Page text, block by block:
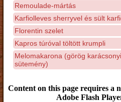
Remoulade-mártás
Karfiolleves sherryvel és sült
Florentin szelet
Kapros túróval töltött krumpli
Melomakarona (görög
sütemény)
Content on this page requires a
Adobe Flash